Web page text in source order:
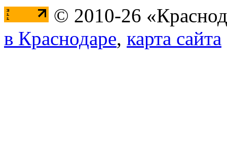
© 2010-26
в Краснодаре, карта сайта